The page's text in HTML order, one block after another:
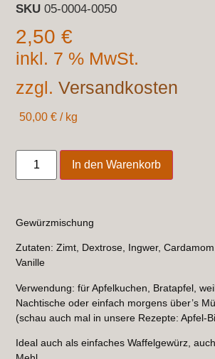
SKU05-0004-0050
2,50€
inkl. 7 % MwSt.
zzgl.Versandkosten
50,00€ / kg
In den Warenkorb
Gewürzmischung
Zutaten: Zimt, Dextrose, Ingwer,
Vanille
Verwendung: für Apfelkuchen, Bratapfel,
Nachtische oder einfach morgens über’s
(schau auch mal in unsere Rezepte: Apfel-
Ideal auch als einfaches Waffelgewürz,